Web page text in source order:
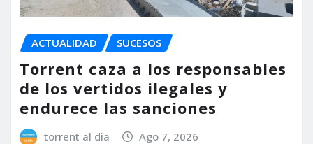
ACTUALIDAD SUCESOS
Torrent caza a los responsables
de los vertidos ilegales y
endurece las sanciones
torrent al dia Ago 7, 2026